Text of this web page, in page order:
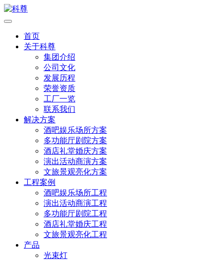
首页
关于科尊
集团介绍
公司文化
发展历程
荣誉资质
工厂一览
联系我们
解决方案
酒吧娱乐场所方案
多功能厅剧院方案
酒店礼堂婚庆方案
演出活动商演方案
文旅景观亮化方案
工程案例
酒吧娱乐场所工程
演出活动商演工程
多功能厅剧院工程
酒店礼堂婚庆工程
文旅景观亮化工程
产品
光束灯